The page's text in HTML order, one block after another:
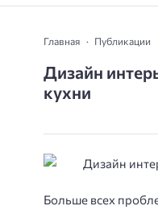
Главная Публикации
Дизайн
кухни
Больше всех